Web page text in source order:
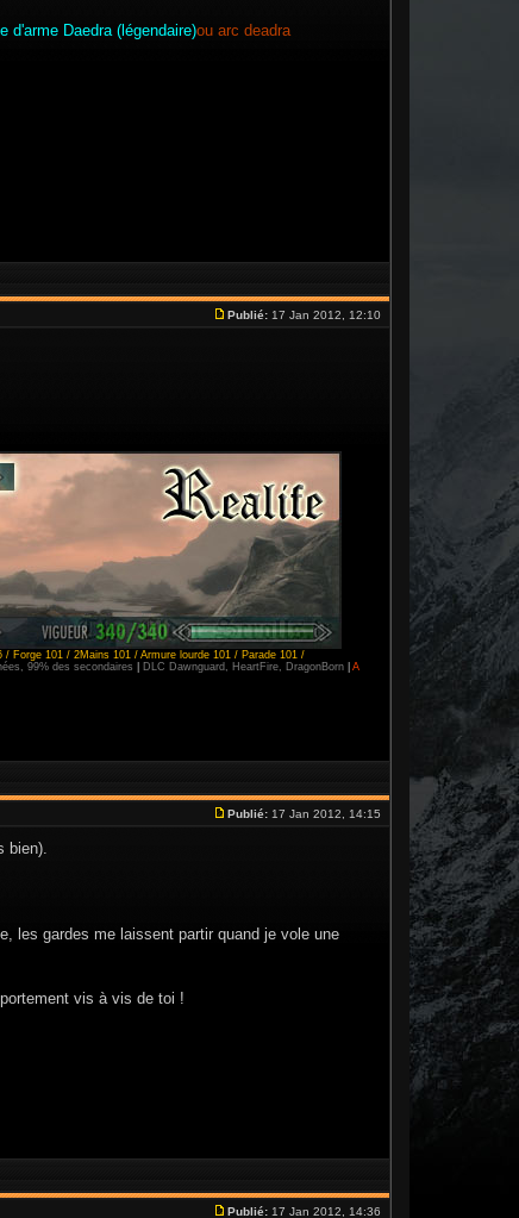
d'arme Daedra (légendaire)ou arc deadra
Publié: 17 Jan 2012, 12:10
/ Forge 101 / 2Mains 101 / Armure lourde 101 / Parade 101 /
99% des secondaires DLC Dawnguard, HeartFire, DragonBorn
A
Publié: 17 Jan 2012, 14:15
bien).
les gardes me laissent partir quand je vole une
vis à vis de toi !
Publié: 17 Jan 2012, 14:36